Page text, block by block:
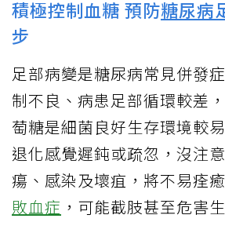
積極控制血糖 預防糖尿病
步
足部病變是糖尿病常見併發
制不良、病患足部循環較差
萄糖是細菌良好生存環境較
退化感覺遲鈍或疏忽，沒注
瘍、感染及壞疽，將不易痊
敗血症 ，可能截肢甚至危害